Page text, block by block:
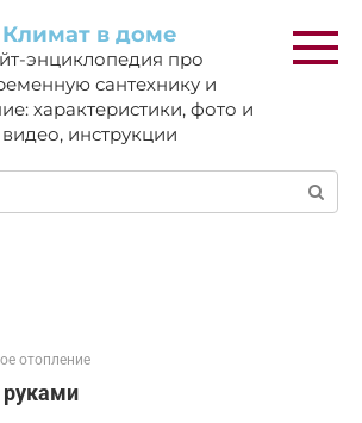
Климат в доме
энциклопедия про
сантехнику и
характеристики, фото и
видео, инструкции
отопление